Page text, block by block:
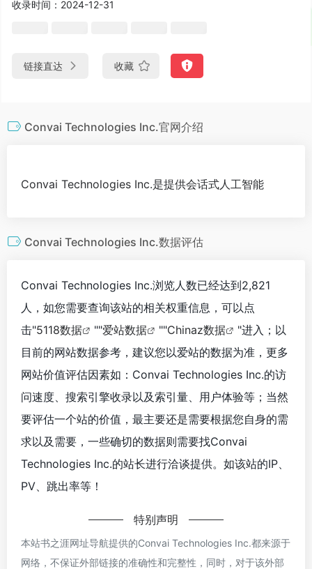
收录时间：2024-12-31
链接直达 收藏
Convai Technologies Inc.官网介绍
Convai Technologies Inc.是提供会话式人工智能
Convai Technologies Inc.数据评估
Convai Technologies Inc.浏览人数已经达到2,821
人，如您需要查询该站的相关权重信息，可以点
击"5118数据 ""爱站数据 ""Chinaz数据
"进入；以
目前的网站数据参考，建议您以爱站的数据为准，更多
网站价值评估因素如：Convai Technologies Inc.的访
问速度、搜索引擎收录以及索引量、用户体验等；当然
要评估一个站的价值，最主要还是需要根据您自身的需
求以及需要，一些确切的数据则需要找Convai
Technologies Inc.的站长进行洽谈提供。如该站的IP、
PV、跳出率等！
特别声明
本站书之涯网址导航提供的Convai Technologies Inc.都来源于
网络，不保证外部链接的准确性和完整性，同时，对于该外部